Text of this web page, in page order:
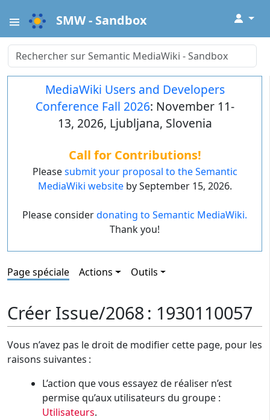
SMW - Sandbox ↓
MediaWiki Users and Developers
Conference Fall 2026: November 11-
13, 2026, Ljubljana, Slovenia
Call for Contributions!
Pleasesubmit your proposal to the Semantic
MediaWiki websiteby September 15, 2026.
Please considerdonating to Semantic MediaWiki.
Thank you!
Page spéciale Actions Outils
Créer Issue/2068 : 1930110057
Vous n’avez pas le droit de modifier cette page, pour les
raisons suivantes :
L’action que vous essayez de réaliser n’est
permise qu’aux utilisateurs du groupe :
Utilisateurs.